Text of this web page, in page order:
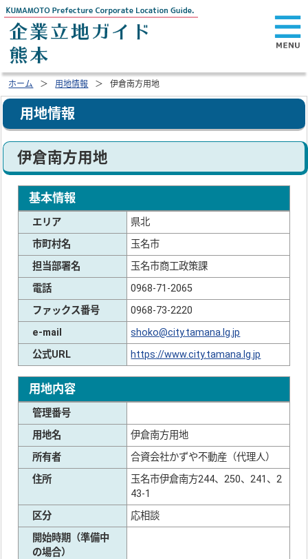
ホーム 用地情報 伊倉南方用地
用地情報
伊倉南方用地
基本情報
エリア
県北
市町村名
玉名市
担当部署名
玉名市商工政策課
電話
0968-71-2065
ファックス番号
0968-73-2220
e-mail
shoko@city.tamana.lg.jp
公式URL
https://www.city.tamana.lg.jp
用地内容
管理番号
用地名
伊倉南方用地
所有者
合資会社かずや不動産（代理人）
住所
玉名市伊倉南方244、250、241、2
43-1
区分
応相談
開始時期（準備中
の場合）